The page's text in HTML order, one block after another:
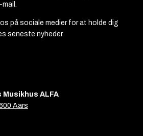
på sociale medier for at holde dig
seneste nyheder.
ALFA
Aars